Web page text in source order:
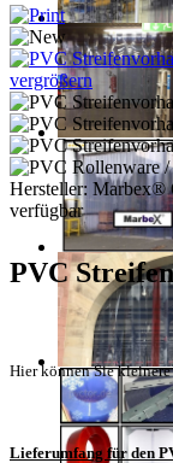
vergrößern
Hersteller: Marbex®
verfügbar
PVC
Hier können Sie
Lieferumfang für den